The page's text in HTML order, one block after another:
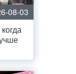
08-03